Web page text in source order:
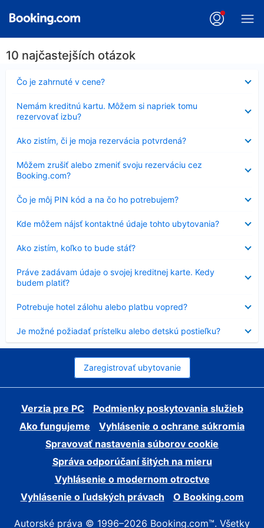
10 najčastejších otázok
Čo je zahrnuté v cene?
Nezobrazuje
sa
Nemám kreditnú kartu. Môžem si napriek tomu
rezervovať izbu?
sa
Ako zistím, či je moja rezervácia potvrdená?
sa
Môžem zrušiť alebo zmeniť svoju rezerváciu cez
Booking.com?
sa
Čo je môj PIN kód a na čo ho potrebujem?
Nezobrazuje
sa
Kde môžem nájsť kontaktné údaje tohto ubytovania?
sa
Ako zistím, koľko to bude stáť?
sa
Práve zadávam údaje o svojej kreditnej karte. Kedy
budem platiť?
sa
Potrebuje hotel zálohu alebo platbu vopred?
sa
Je možné požiadať prístelku alebo detskú postieľku?
sa
Zaregistrovať ubytovanie
Verzia pre PC
Podmienky poskytovania služieb
Ako fungujeme
Vyhlásenie o ochrane súkromia
Spravovať nastavenia súborov cookie
Správa odporúčaní šitých na mieru
Vyhlásenie o modernom otroctve
Vyhlásenie o ľudských právach
O Booking.com
Autorské práva © 1996–2026 Booking.com™. Všetky